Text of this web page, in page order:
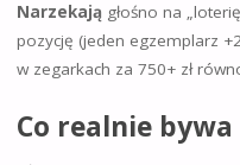
Narzekają głośno na
pozycję (jeden egzemplarz
w zegarkach za 750+ zł
Co realnie